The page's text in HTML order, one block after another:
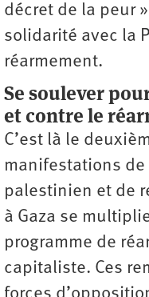
décret de la peur
solidarité avec la
réarmement.
Se soulever
et contre le
C’est là le
manifestations
palestinien et de
à Gaza se
programme de
capitaliste. Ces